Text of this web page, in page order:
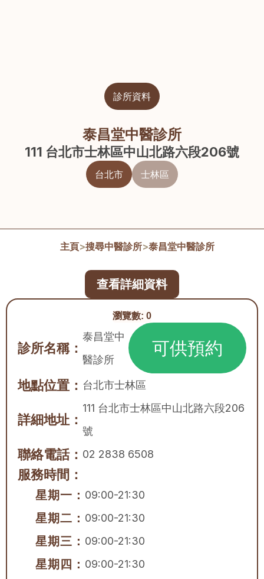
診所資料
泰昌堂中醫診所
111 台北市士林區中山北路六段206號
台北市 士林區
主頁>搜尋中醫診所>泰昌堂中醫診所
瀏覽數: 0
診所名稱：
泰昌堂中
醫診所
可供預約
地點位置： 台北市士林區
詳細地址：
111 台北市士林區中山北路六段206
號
聯絡電話： 02 2838 6508
服務時間：
星期一： 09:00-21:30
星期二： 09:00-21:30
星期三： 09:00-21:30
星期四： 09:00-21:30
查看詳細資料